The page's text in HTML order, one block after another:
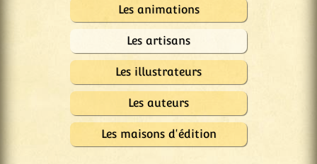
Les animations
Les artisans
Les illustrateurs
Les auteurs
Les maisons d'édition